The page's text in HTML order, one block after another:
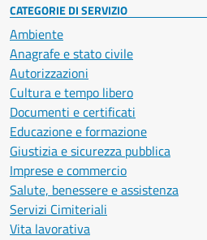
CATEGORIE DI SERVIZIO
Ambiente
Anagrafe e stato civile
Autorizzazioni
Cultura e tempo libero
Documenti e certificati
Educazione e formazione
Giustizia e sicurezza pubblica
Imprese e commercio
Salute, benessere e assistenza
Servizi Cimiteriali
Vita lavorativa